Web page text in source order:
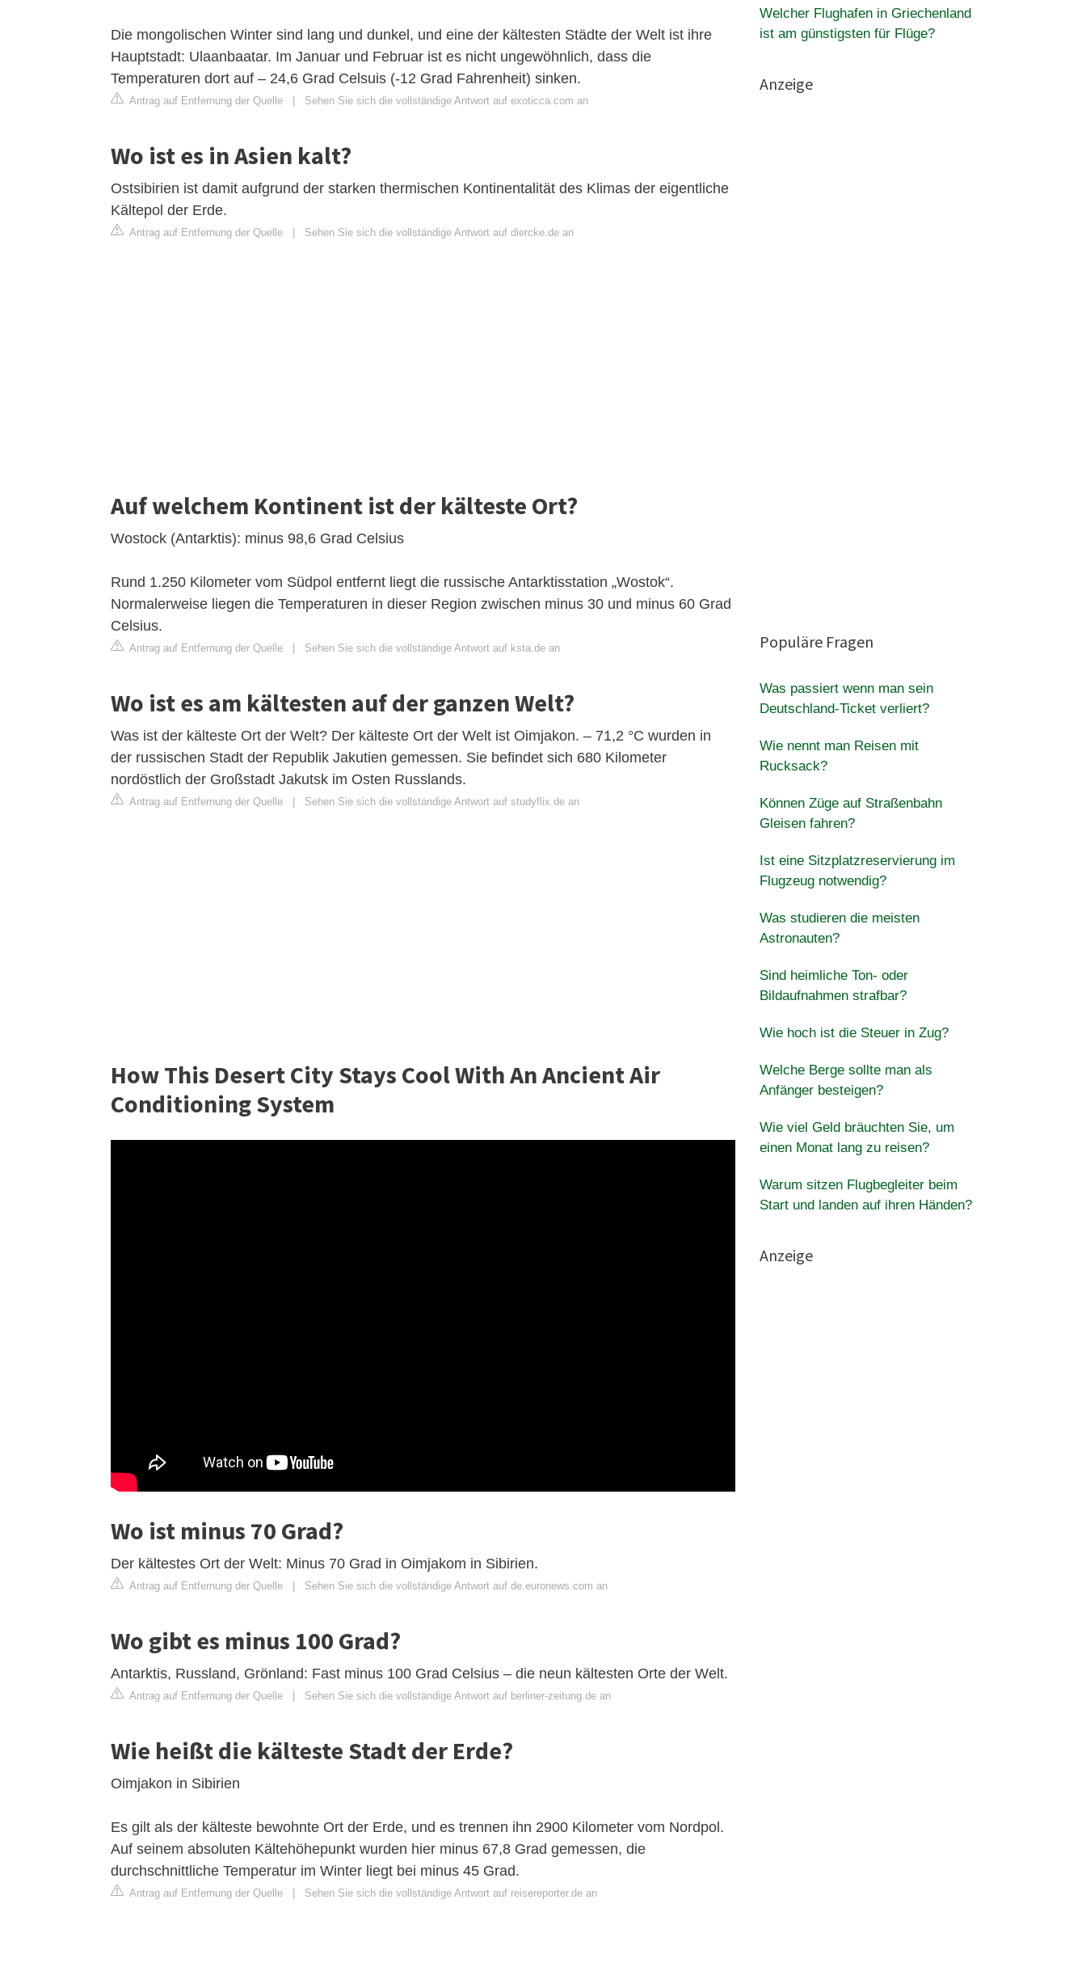
Die mongolischen Winter sind lang und dunkel, und eine der kältesten Städte der Welt ist ihre
Hauptstadt: Ulaanbaatar. Im Januar und Februar ist es nicht ungewöhnlich, dass die
Temperaturen dort auf – 24,6 Grad Celsuis (-12 Grad Fahrenheit) sinken.
Antrag auf Entfernung der Quelle Sehen Sie sich die vollständige Antwort auf exoticca.com an
Wo ist es in Asien kalt?
Ostsibirien ist damit aufgrund der starken thermischen Kontinentalität des Klimas der eigentliche
Kältepol der Erde.
Antrag auf Entfernung der Quelle Sehen Sie sich die vollständige Antwort auf diercke.de an
Auf welchem Kontinent ist der kälteste Ort?
Wostock (Antarktis): minus 98,6 Grad Celsius
Rund 1.250 Kilometer vom Südpol entfernt liegt die russische Antarktisstation „Wostok“.
Normalerweise liegen die Temperaturen in dieser Region zwischen minus 30 und minus 60 Grad
Celsius.
Antrag auf Entfernung der Quelle Sehen Sie sich die vollständige Antwort auf ksta.de an
Wo ist es am kältesten auf der ganzen Welt?
Was ist der kälteste Ort der Welt? Der kälteste Ort der Welt ist Oimjakon. – 71,2 °C wurden in
der russischen Stadt der Republik Jakutien gemessen. Sie befindet sich 680 Kilometer
nordöstlich der Großstadt Jakutsk im Osten Russlands.
Antrag auf Entfernung der Quelle Sehen Sie sich die vollständige Antwort auf studyflix.de an
How This Desert City Stays Cool With An Ancient Air
Conditioning System
Wo ist minus 70 Grad?
Der kältestes Ort der Welt: Minus 70 Grad in Oimjakom in Sibirien.
Antrag auf Entfernung der Quelle | Sehen Sie sich die vollständige Antwort auf de.euronews.com an
Wo gibt es minus 100 Grad?
Antarktis, Russland, Grönland: Fast minus 100 Grad Celsius – die neun kältesten Orte der Welt.
Antrag auf Entfernung der Quelle | Sehen Sie sich die vollständige Antwort auf berliner-zeitung.de an
Wie heißt die kälteste Stadt der Erde?
Oimjakon in Sibirien
Es gilt als der kälteste bewohnte Ort der Erde, und es trennen ihn 2900 Kilometer vom Nordpol.
Auf seinem absoluten Kältehöhepunkt wurden hier minus 67,8 Grad gemessen, die
durchschnittliche Temperatur im Winter liegt bei minus 45 Grad.
Antrag auf Entfernung der Quelle | Sehen Sie sich die vollständige Antwort auf reisereporter.de an
Welcher Flughafen in Griechenland
ist am günstigsten für Flüge?
Anzeige
Populäre Fragen
Was passiert wenn man sein
Deutschland-Ticket verliert?
Wie nennt man Reisen mit
Rucksack?
Können Züge auf Straßenbahn
Gleisen fahren?
Ist eine Sitzplatzreservierung im
Flugzeug notwendig?
Was studieren die meisten
Astronauten?
Sind heimliche Ton- oder
Bildaufnahmen strafbar?
Wie hoch ist die Steuer in Zug?
Welche Berge sollte man als
Anfänger besteigen?
Wie viel Geld bräuchten Sie, um
einen Monat lang zu reisen?
Warum sitzen Flugbegleiter beim
Start und landen auf ihren Händen?
Anzeige